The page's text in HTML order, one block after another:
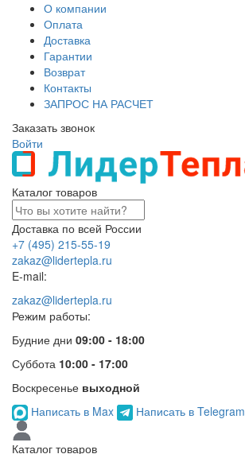
О компании
Оплата
Доставка
Гарантии
Возврат
Контакты
ЗАПРОС НА РАСЧЕТ
Заказать звонок
Войти
Каталог товаров
Доставка по всей России
+7 (495) 215-55-19
zakaz@lidertepla.ru
E-mail:
zakaz@lidertepla.ru
Режим работы:
Будние дни 09:00 - 18:00
Суббота 10:00 - 17:00
Воскресенье выходной
Написать в Max
Написать в Telegram
Каталог товаров